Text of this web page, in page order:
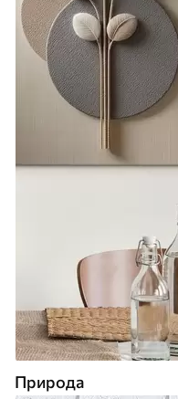
Природа